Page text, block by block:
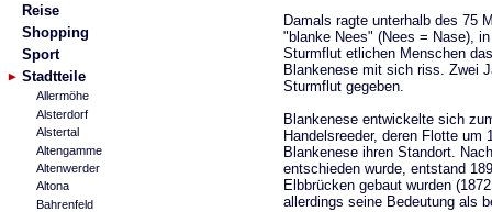
Reise
Shopping
Sport
Stadtteile
Allermöhe
Alsterdorf
Alstertal
Altengamme
Altenwerder
Altona
Bahrenfeld
Damals ragte unterhalb des 75
"blanke Nees" (Nees = Nase),
Sturmflut etlichen Menschen
Blankenese mit sich riss. Zwei
Sturmflut gegeben.
Blankenese entwickelte sich
Handelsreeder, deren Flotte um
Blankenese ihren Standort.
entschieden wurde, entstand
Elbbrücken gebaut wurden
allerdings seine Bedeutung als